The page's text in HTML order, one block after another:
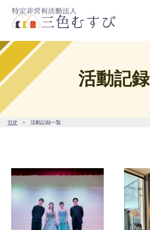
活動記録
TOP > 活動記録一覧